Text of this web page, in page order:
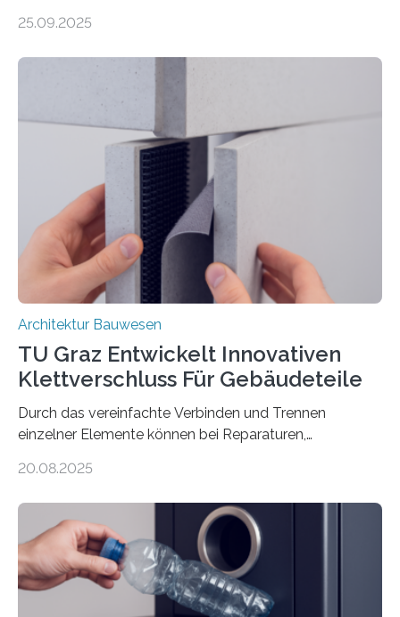
untersuchen in einem gemeinsamen Forschungsprojekt
Ziel ist es, die Einsatzmöglichkeiten dieses innovativen
Textilbeton ist ein moderner Verbundwerkstoff, der aus
einer feinkörnigen Betonmatrix und einer textilen
Bewehrung besteht – meist aus Carbon-, Glas- oder
Basaltfasern. Anders als herkömmlicher Stahlbeton, bei
dem Stahlstäbe zur…
25.09.2025
Architektur Bauwesen
TU Graz Entwickelt Innovativen
Klettverschluss Für Gebäudeteile
Durch das vereinfachte Verbinden und Trennen
einzelner Elemente können bei Reparaturen,
Material und Bauschutt eingespart werden. Ein
Projekt ReCon gemeinsam mit Unternehmenspartnern
ein Klett-Verbindungssystem für Gebäude entwickelt:
Damit lassen sich unterschiedliche Gebäudeteile
resilient verbinden und bei Bedarf einfach voneinander
trennen. Der Fokus lag auf der Verbindung von
20.08.2025